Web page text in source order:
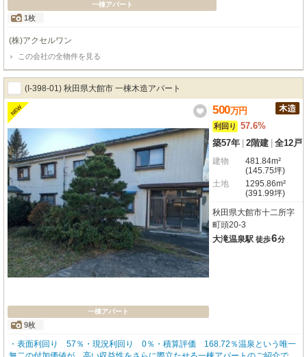
一棟アパート
1枚
(株)アクセルワン
この会社の全物件を見る
(I-398-01) 秋田県大館市 一棟木造アパート
NEW
一棟アパート
9枚
500万円
利回り
57.6%
築57年 2階建 全12戸
建物
481.84m²
(145.75坪)
土地
1295.86m²
(391.99坪)
秋田県大館市十二所字
町頭20-3
大滝温泉駅 徒歩6分
・表面利回り 57％・現況利回り 0％・積算評価 168.72％温泉という唯一